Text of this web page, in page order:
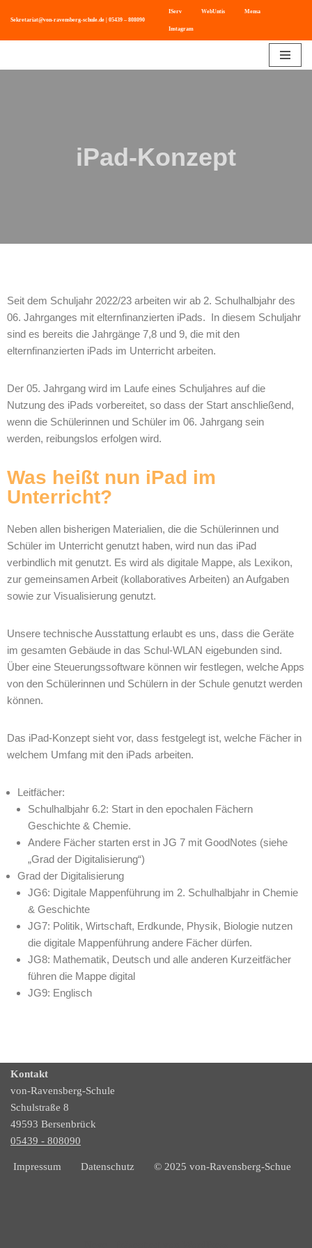
springen
Sekretariat@von-ravensberg-schule.de 05439 – 808090
IServ WebUntis Mensa
Instagram
iPad-Konzept
Seit dem Schuljahr 2022/23 arbeiten wir ab 2. Schulhalbjahr des
06. Jahrganges mit elternfinanzierten iPads. In diesem Schuljahr
sind es bereits die Jahrgänge 7,8 und 9, die mit den
elternfinanzierten iPads im Unterricht arbeiten.
Der 05. Jahrgang wird im Laufe eines Schuljahres auf die
Nutzung des iPads vorbereitet, so dass der Start anschließend,
wenn die Schülerinnen und Schüler im 06. Jahrgang sein
werden, reibungslos erfolgen wird.
Was heißt nun iPad im
Unterricht?
Neben allen bisherigen Materialien, die die Schülerinnen und
Schüler im Unterricht genutzt haben, wird nun das iPad
verbindlich mit genutzt. Es wird als digitale Mappe, als Lexikon,
zur gemeinsamen Arbeit (kollaboratives Arbeiten) an Aufgaben
sowie zur Visualisierung genutzt.
Unsere technische Ausstattung erlaubt es uns, dass die Geräte
im gesamten Gebäude in das Schul-WLAN eigebunden sind.
Über eine Steuerungssoftware können wir festlegen, welche Apps
von den Schülerinnen und Schülern in der Schule genutzt werden
können.
Das iPad-Konzept sieht vor, dass festgelegt ist, welche Fächer in
welchem Umfang mit den iPads arbeiten.
Leitfächer:
Schulhalbjahr 6.2: Start in den epochalen Fächern
Geschichte & Chemie.
Andere Fächer starten erst in JG 7 mit GoodNotes (siehe
„Grad der Digitalisierung“)
Grad der Digitalisierung
JG6: Digitale Mappenführung im 2. Schulhalbjahr in Chemie
& Geschichte
JG7: Politik, Wirtschaft, Erdkunde, Physik, Biologie nutzen
die digitale Mappenführung andere Fächer dürfen.
JG8: Mathematik, Deutsch und alle anderen Kurzeitfächer
führen die Mappe digital
JG9: Englisch
Kontakt
von-Ravensberg-Schule
Schulstraße 8
49593 Bersenbrück
05439 - 808090
Impressum Datenschutz © 2025 von-Ravensberg-Schue